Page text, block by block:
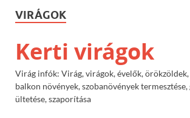
VIRÁGOK
Kerti virágok
Virág infók: Virág, virágok, évelők,
balkon növények, szobanövények termesztése,
ültetése, szaporítása